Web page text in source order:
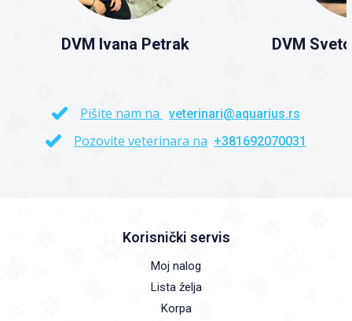
DVM Ivana Petrak DVM
Pišite nam na veterinari@aquarius.rs
Pozovite veterinara na +381692070031
Korisnički servis
Moj nalog
Lista želja
Korpa